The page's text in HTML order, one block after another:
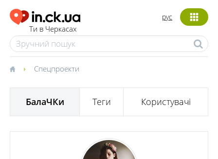
Ти в Черкасах
рус
Спецпроекти
БалаЧКи Теги Користувачі